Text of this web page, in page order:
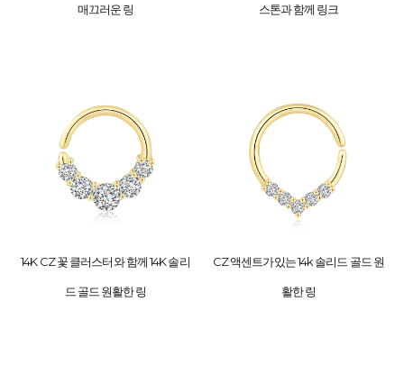
매끄러운 링 스톤과 함께 링크
14K CZ 꽃 클러스터와 함께 14K 솔리
드 골드 원활한 링
CZ 액센트가있는 14k 솔리드 골드 원
활한 링